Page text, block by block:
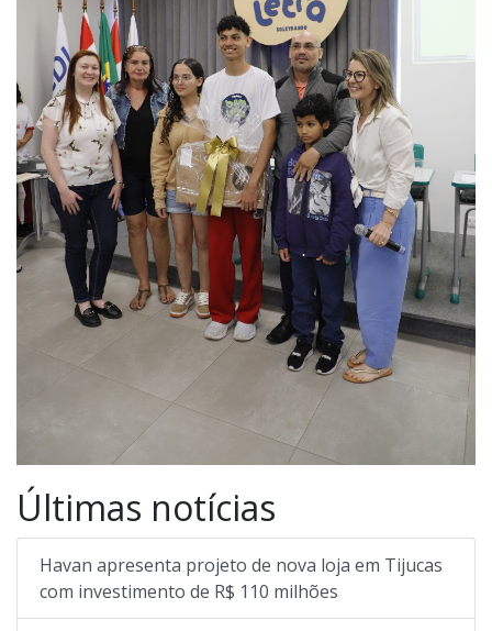
Últimas notícias
Havan apresenta projeto de nova loja em Tijucas
com investimento de R$ 110 milhões